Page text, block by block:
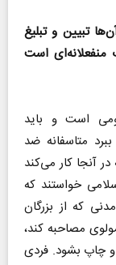
تبیین و تبلیغ
است
است و باید
متاسفانه ضد
آنجا کار می‌کند
خواستند که
که از بزرگان
مصاحبه کند،
چاپ بشود. فردی